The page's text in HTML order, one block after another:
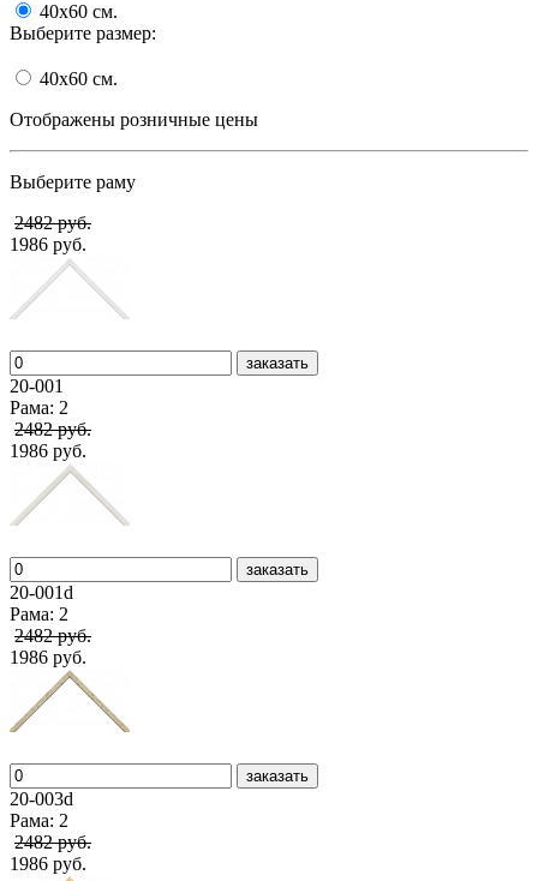
40x60 cм.
Выберите размер:
40x60 cм.
Отображены розничные цены
Выберите раму
2482 руб.
1986 руб.
заказать
20-001
Рама: 2
2482 руб.
1986 руб.
заказать
20-001d
Рама: 2
2482 руб.
1986 руб.
заказать
20-003d
Рама: 2
2482 руб.
1986 руб.